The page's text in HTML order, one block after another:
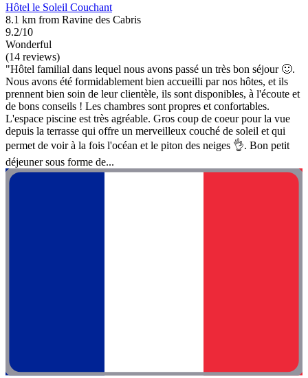
Hôtel le Soleil Couchant
8.1 km from Ravine des Cabris
9.2/10
Wonderful
(14 reviews)
"Hôtel familial dans lequel nous avons passé un très bon séjour 🙂.
Nous avons été formidablement bien accueilli par nos hôtes, et ils
prennent bien soin de leur clientèle, ils sont disponibles, à l'écoute et
de bons conseils ! Les chambres sont propres et confortables.
L'espace piscine est très agréable. Gros coup de coeur pour la vue
depuis la terrasse qui offre un merveilleux couché de soleil et qui
permet de voir à la fois l'océan et le piton des neiges 👌. Bon petit
déjeuner sous forme de...